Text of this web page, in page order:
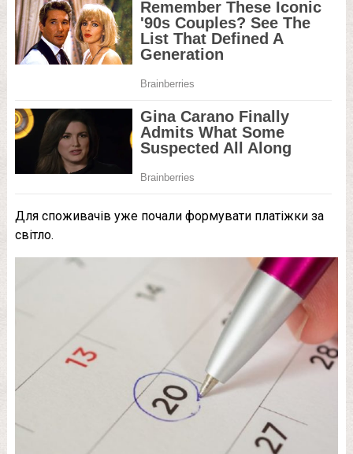
Для споживачів уже почали формувати платіжки за
світло.